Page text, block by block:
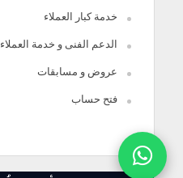
خدمة كبار العملاء
الدعم الفنى و خدمة العملاء
عروض و مسابقات
فتح حساب